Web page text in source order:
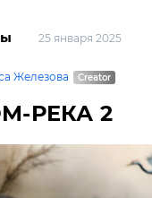
25 января 2025
Железова
РЕКА 2